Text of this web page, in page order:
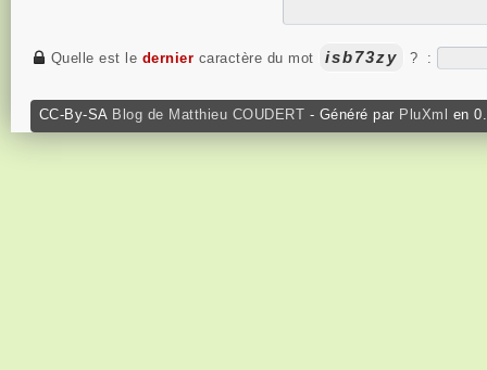
Quelle est le dernier caractère du mot isb73zy ? :
CC-By-SA Blog de Matthieu COUDERT - Généré par PluXml en